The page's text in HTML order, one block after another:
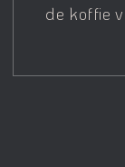
de koffie